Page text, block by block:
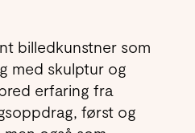
billedkunstner som
med skulptur og
erfaring fra
først og